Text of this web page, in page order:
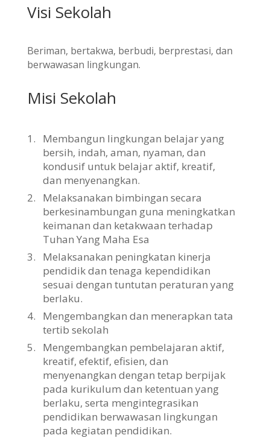
Visi Sekolah
Beriman, bertakwa, berbudi, berprestasi, dan
berwawasan lingkungan.
Misi Sekolah
1.
Membangun lingkungan belajar yang
bersih, indah, aman, nyaman, dan
kondusif untuk belajar aktif, kreatif,
dan menyenangkan.
2.
Melaksanakan bimbingan secara
berkesinambungan guna meningkatkan
keimanan dan ketakwaan terhadap
Tuhan Yang Maha Esa
3.
Melaksanakan peningkatan kinerja
pendidik dan tenaga kependidikan
sesuai dengan tuntutan peraturan yang
berlaku.
4.
Mengembangkan dan menerapkan tata
tertib sekolah
5.
Mengembangkan pembelajaran aktif,
kreatif, efektif, efisien, dan
menyenangkan dengan tetap berpijak
pada kurikulum dan ketentuan yang
berlaku, serta mengintegrasikan
pendidikan berwawasan lingkungan
pada kegiatan pendidikan.